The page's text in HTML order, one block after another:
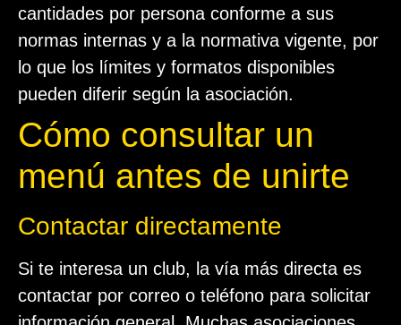
cantidades por persona conforme a sus
normas internas y a la normativa vigente, por
lo que los límites y formatos disponibles
pueden diferir según la asociación.
Cómo consultar un
menú antes de unirte
Contactar directamente
Si te interesa un club, la vía más directa es
contactar por correo o teléfono para solicitar